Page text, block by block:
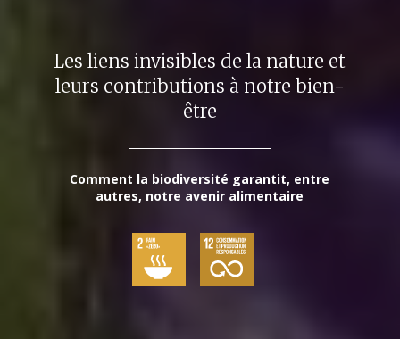
Les liens invisibles de la nature et
leurs contributions à notre bien-
être
Comment la biodiversité garantit, entre
autres, notre avenir alimentaire